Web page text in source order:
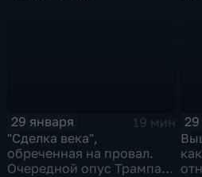
29 января
19 мин
"Сделка века",
обреченная на провал.
Очередной опус Трампа.
29